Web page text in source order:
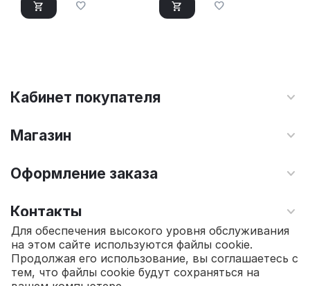
3 980.00 ₽ В корзину
Кабинет покупателя
Магазин
Оформление заказа
Контакты
© 2010 - 2026 Интернет магазин TOPSTO.
Для обеспечения высокого уровня обслуживания
на этом сайте используются файлы cookie.
Продолжая его использование, вы соглашаетесь с
тем, что файлы cookie будут сохраняться на